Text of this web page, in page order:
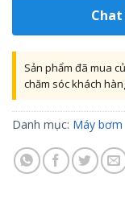
Sản phẩm đã mua
chăm sóc khách
Danh mục: Máy bơm